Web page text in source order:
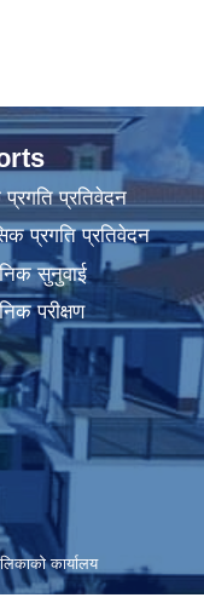
प्रगति प्रतिवेदन
प्रगति प्रतिवेदन
सुनुवाई
परीक्षण
कार्यालय